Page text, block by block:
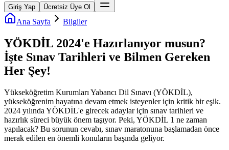
Giriş Yap Ücretsiz Üye Ol
Ana Sayfa Bilgiler
YÖKDİL 2024'e Hazırlanıyor musun?
İşte Sınav Tarihleri ve Bilmen Gereken
Her Şey!
Yükseköğretim Kurumları Yabancı Dil Sınavı (YÖKDİL),
yükseköğrenim hayatına devam etmek isteyenler için kritik bir eşik.
2024 yılında YÖKDİL'e girecek adaylar için sınav tarihleri ve
hazırlık süreci büyük önem taşıyor. Peki, YÖKDİL 1 ne zaman
yapılacak? Bu sorunun cevabı, sınav maratonuna başlamadan önce
merak edilen en önemli konuların başında geliyor.